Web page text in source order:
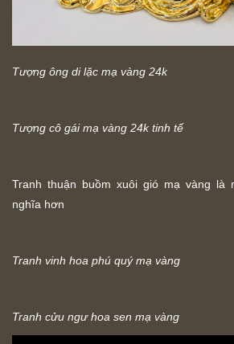
Tượng ông di lặc mạ vàng 24k
Tượng cô gái mạ vàng 24k tinh tế
Tranh thuận buồm xuôi gió mạ vàng là
nghĩa hơn
Tranh vinh hoa phú quý mạ vàng
Tranh cửu ngư hoa sen mạ vàng